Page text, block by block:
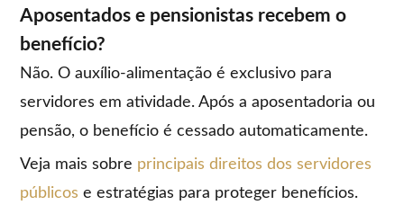
Aposentados e pensionistas recebem o
benefício?
Não. O auxílio-alimentação é exclusivo para
servidores em atividade. Após a aposentadoria ou
pensão, o benefício é cessado automaticamente.
Veja mais sobre principais direitos dos servidores
públicos e estratégias para proteger benefícios.